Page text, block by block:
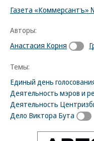
Газета
Авторы:
Анастасия Корня
Темы:
Единый день
Деятельность мэров и
Деятельность
Дело Виктора Бута